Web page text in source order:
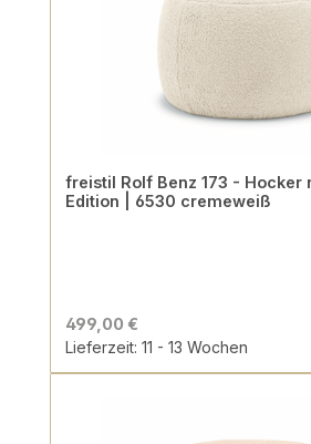
freistil Rolf Benz 173 - Hocker
Edition | 6530 cremeweiß
499,00 €
Lieferzeit: 11 - 13 Wochen